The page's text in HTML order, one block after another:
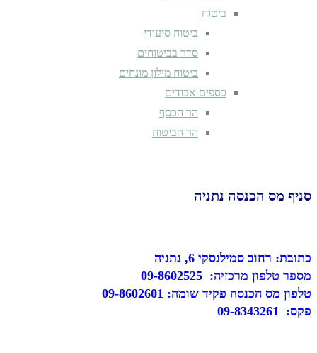
ביטוח
ביטוח סיעודי
סדר בביטוחים
ביטוח מילון מונחים
כספים אבודים
הר הכסף
הר הביטוח
סניף מס הכנסה נתניה
כתובת: רחוב סמילנסקי ‎6, נתניה
מספר טלפון מרכזיה: ‎09-8602525
טלפון מס הכנסה פקיד שומה: ‎09-8602601
פקס: ‎09-8343261